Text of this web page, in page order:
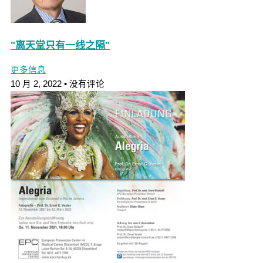
"离天堂只有一线之隔"
更多信息
10 月 2, 2022
没有评论